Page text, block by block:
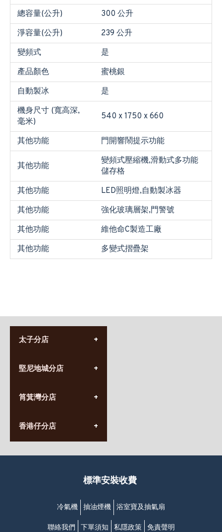
總容量(公升)
300 公升
淨容量(公升)
239 公升
變頻式
是
產品顏色
蜜桃銀
自動製冰
是
機身尺寸 (寬高深,
毫米)
540 x 1750 x 660
其他功能 門開響鬧提示功能
其他功能
變頻式壓縮機,滑動式多功能
儲存格
其他功能
LED照明燈,自動製冰器
其他功能
強化玻璃層架,門警號
其他功能
維他命C製造工廠
其他功能
多變式摺疊架
太子分店
營業時間:
九龍太子太子道西141號
堅尼地城分店
營業時間:
香港堅尼地城卑路乍街
(堅尼地城地鐵站B出口)
筲箕灣分店
營業時間:
(10:00am-20:30pm)
香港仔分店
營業時間:
香港香港仔成都道20-28號
(黃竹坑地鐵站轉4M專線小巴)
標準安裝收費
冷氣機 抽油煙機 浴室寶及抽氣扇
聯絡我們 下單須知 私隱政策 免責聲明